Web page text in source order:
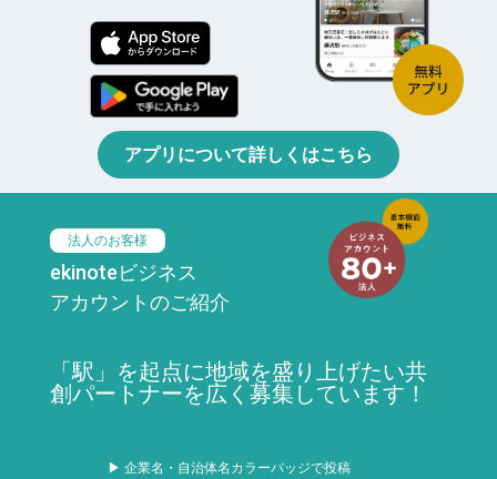
アプリについて詳しくはこちら
法人のお客様
ekinoteビジネス
アカウントのご紹介
「駅」を起点に地域を盛り上げたい共
創パートナーを広く募集しています！
▶ 企業名・自治体名カラーバッジで投稿